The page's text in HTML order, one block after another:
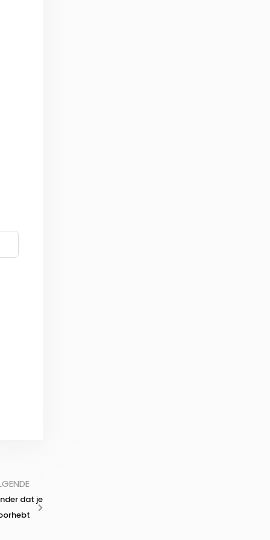
dat je